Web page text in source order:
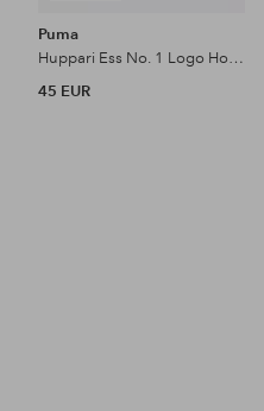
Puma
Huppari Ess No. 1 Logo Hoodie FL B
45 EUR